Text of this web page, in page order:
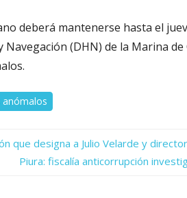
deberá mantenerse hasta el
(DHN) de la Marina
anómalos
que designa a Julio Velarde y
Next
Piura: fiscalía anticorrupción